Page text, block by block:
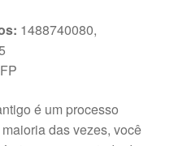
1488740080,
é um processo
das vezes, você